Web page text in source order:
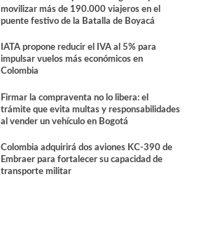
movilizar más de 190.000 viajeros en el
puente festivo de la Batalla de Boyacá
IATA propone reducir el IVA al 5% para
impulsar vuelos más económicos en
Colombia
Firmar la compraventa no lo libera: el
trámite que evita multas y responsabilidades
al vender un vehículo en Bogotá
Colombia adquirirá dos aviones KC-390 de
Embraer para fortalecer su capacidad de
transporte militar